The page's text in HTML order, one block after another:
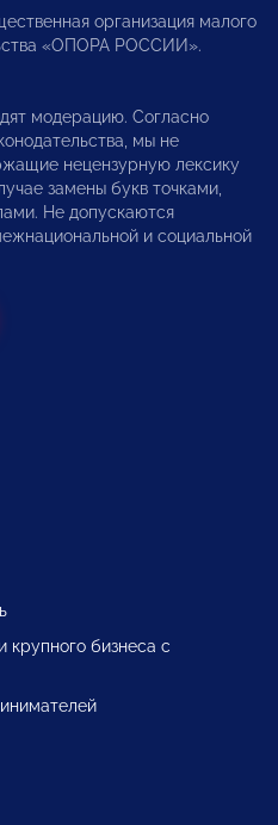
организация малого
«ОПОРА РОССИИ».
модерацию. Согласно
мы не
нецензурную лексику
замены букв точками,
Не допускаются
и социальной
крупного бизнеса с